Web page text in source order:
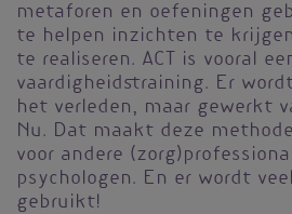
metaforen en oefeningen
te helpen inzichten te
te realiseren. ACT is vooral
vaardigheidstraining. Er
het verleden, maar gewerkt
Nu. Dat maakt deze
voor andere
psychologen. En er wordt
gebruikt!